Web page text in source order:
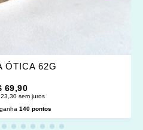
ÓTICA 62G
69,90
sem juros
140 pontos